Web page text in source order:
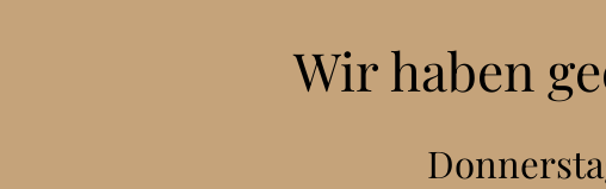
Wir haben